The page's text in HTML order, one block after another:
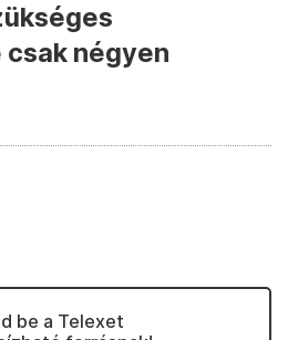
négyen
be a Telexet